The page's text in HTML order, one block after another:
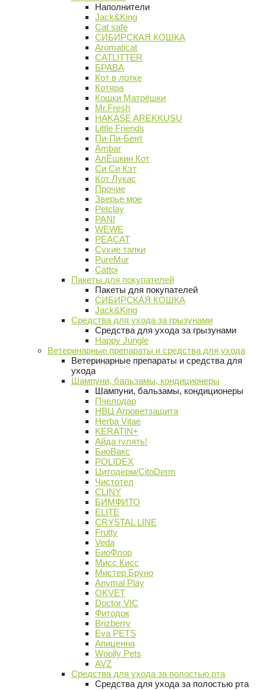
Наполнители
Jack&King
Cat safe
СИБИРСКАЯ КОШКА
Aromaticat
CATLITTER
БРАВА
Кот в лотке
Котяра
Кошки Матрёшки
Mr.Fresh
HAKASE AREKKUSU
Little Friends
Пи-Пи-Бент
Ambar
АлЁшкин Кот
Си Си Кэт
Кот Лукас
Прочие
Зверье мое
Petclay
PANI
WEWE
PEACAT
Сухие тапки
PureMur
Cattoi
Пакеты для покупателей
Пакеты для покупателей
СИБИРСКАЯ КОШКА
Jack&King
Средства для ухода за грызунами
Средства для ухода за грызунами
Happy Jungle
Ветеринарные препараты и средства для ухода
Ветеринарные препараты и средства для
ухода
Шампуни, бальзамы, кондиционеры
Шампуни, бальзамы, кондиционеры
Пчелодар
НВЦ Агроветзащита
Herba Vitae
KERATIN+
Айда гулять!
БиоВакс
POLIDEX
Цитодерм/CitoDerm
Чистотел
CLINY
БИМФИТО
ELITE
CRYSTAL LINE
Frutty
Veda
БиоФлор
Мисс Кисс
Мистер Бруно
Anymal Play
OKVET
Doctor VIC
Фитодок
Brizberry
Eva PETS
Апиценна
Woolly Pets
AVZ
Средства для ухода за полостью рта
Средства для ухода за полостью рта